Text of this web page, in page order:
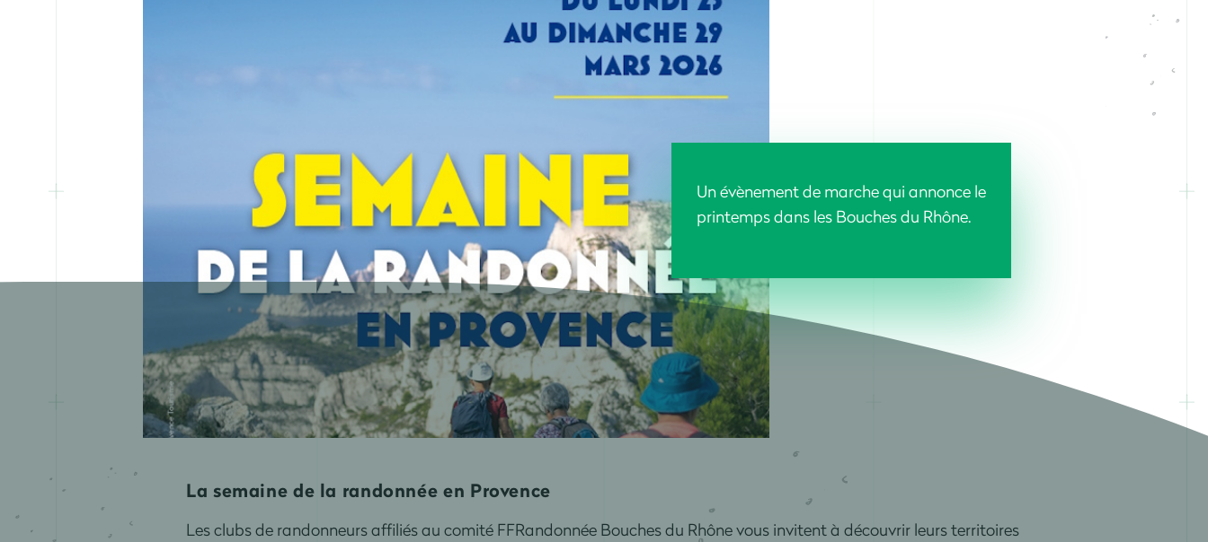
Un évènement de marche qui annonce le
printemps dans les Bouches du Rhône.
La semaine de la randonnée en Provence
Les clubs de randonneurs affiliés au comité FFRandonnée Bouches du Rhône vous invitent à découvrir leurs territoires